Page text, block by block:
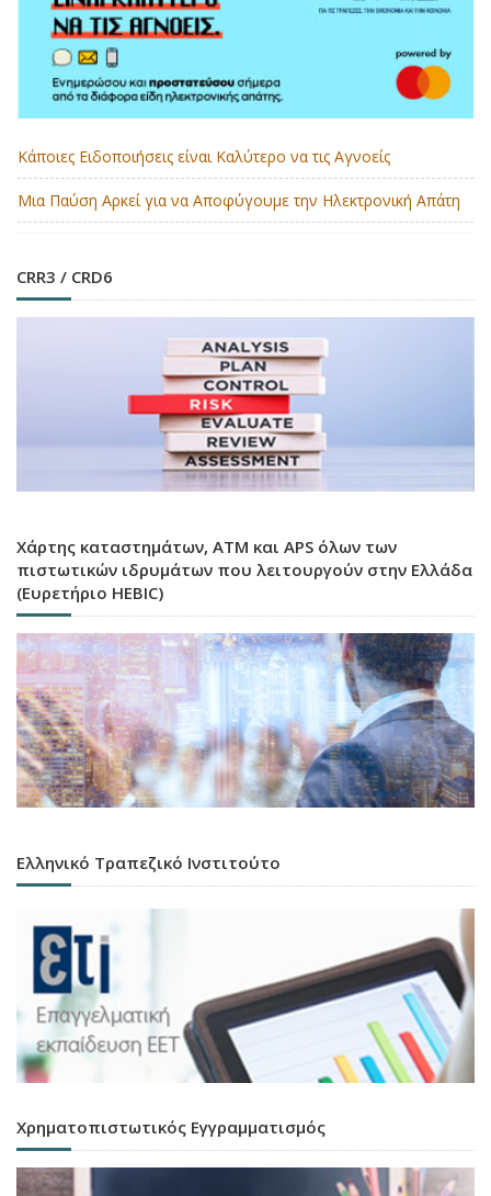
Κάποιες Ειδοποιήσεις είναι Καλύτερο να τις Αγνοείς
Μια Παύση Αρκεί για να Αποφύγουμε την Ηλεκτρονική Απάτη
CRR3 / CRD6
Χάρτης καταστημάτων, ATM και APS όλων των
πιστωτικών ιδρυμάτων που λειτουργούν στην Ελλάδα
(Ευρετήριο HEBIC)
Ελληνικό Τραπεζικό Ινστιτούτο
Χρηματοπιστωτικός Εγγραμματισμός